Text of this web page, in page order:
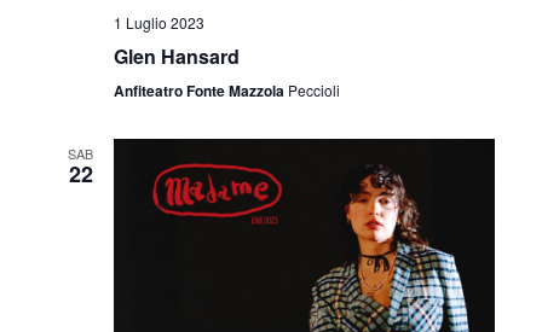
1 Luglio 2023
Glen Hansard
Anfiteatro Fonte Mazzola Peccioli
SAB
22